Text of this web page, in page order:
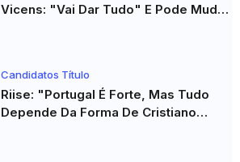
Vicens: "Vai Dar Tudo" E Pode Mudar
Candidatos Título
Riise: "Portugal É Forte, Mas Tudo
Depende Da Forma De Cristiano